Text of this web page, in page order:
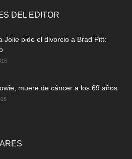
DEL EDITOR
Jolie pide el divorcio a Brad Pitt:
muere de cáncer a los 69 años